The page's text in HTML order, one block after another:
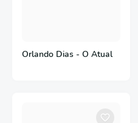
Orlando Dias - O Atual